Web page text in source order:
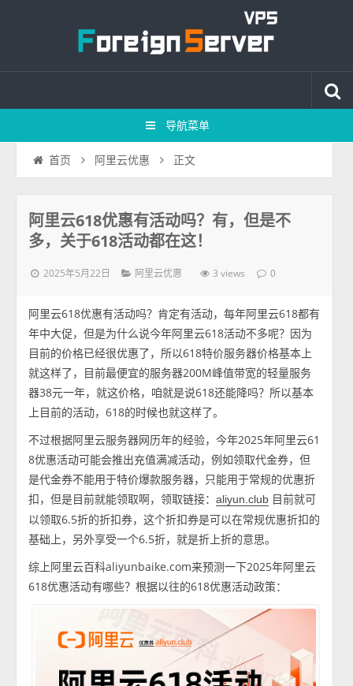
导航菜单
首页 阿里云优惠 正文
阿里云618优惠有活动吗？有，但是不
多，关于618活动都在这！
2025年5月22日 阿里云优惠 3 views 0
阿里云618优惠有活动吗？肯定有活动，每年阿里云618都有
年中大促，但是为什么说今年阿里云618活动不多呢？因为
目前的价格已经很优惠了，所以618特价服务器价格基本上
就这样了，目前最便宜的服务器200M峰值带宽的轻量服务
器38元一年，就这价格，咱就是说618还能降吗？所以基本
上目前的活动，618的时候也就这样了。
不过根据阿里云服务器网历年的经验，今年2025年阿里云61
8优惠活动可能会推出充值满减活动，例如领取代金券，但
是代金券不能用于特价爆款服务器，只能用于常规的优惠折
扣，但是目前就能领取啊，领取链接：aliyun.club 目前就可
以领取6.5折的折扣券，这个折扣券是可以在常规优惠折扣的
基础上，另外享受一个6.5折，就是折上折的意思。
综上阿里云百科aliyunbaike.com来预测一下2025年阿里云
618优惠活动有哪些？根据以往的618优惠活动政策：